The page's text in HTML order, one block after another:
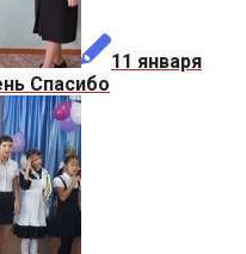
11 января
Спасибо